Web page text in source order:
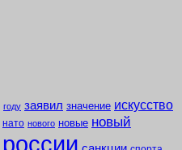
году заявил значение искусство
нато нового новые новый
россии